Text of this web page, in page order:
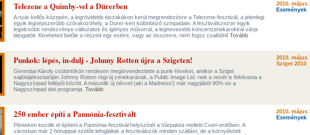
Telezene a Quimby-vel a Dürerben
A nyár kellős közepén, a legrövidebb éjszakákon kerül megrendezésre a Telezene-fesztivál, a jelenlegi
egyik legnépszerűbb szórakozóhely, a Dürer-kert különböző színpadain. A fesztiválszezon egyik
legolcsóbb rendezvénye változatos és igényes műsorral, a legnevesebb koncertzenekarokkal várja
látogatóit. Kiveheted belőle a részed egy estére, vagy az összesre, nem fogsz csalódni! Tovább
2010. május
Események
Punkok: lépés, in-dulj - Johnny Rotten újra a Szigeten!
Gerendai Károly csütörtökön rendesen megörvendeztette a punk-híveket, amikor a Sziget
sajtótájékoztatóján Johnny Rotten régi-új zenekarának, a Public Image Ltd.-nek a nevét is felolvasta a
Nagyszínpad fellépői között. A második új névvel (aki a Madness!) már nagyjából 90%-os a
Nagyszínpad idei programja. Tovább
2010. május
Sziget 2010
250 ember építi a Pannónia-fesztivált
Pénteken kezdik el építeni a Pannónia-fesztivál helyszínét a Várpalota melletti Cseri-erdőben. A
városban már 2 hónappal ezelőtt lefoglaltak a fesztiválozók minden szállást, de a környékbeli
2010. május
Események